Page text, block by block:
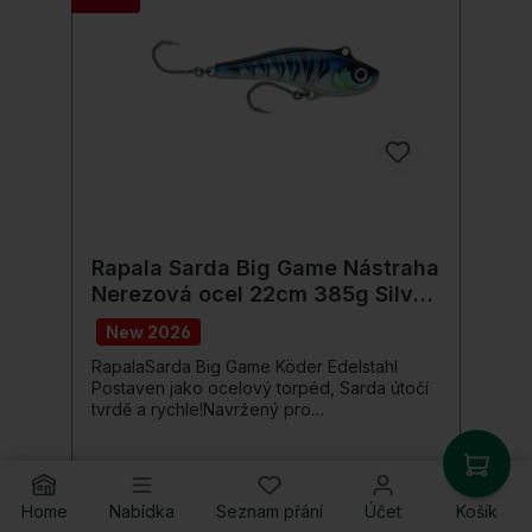
Sumec, Huchen, Moře (např. Treska,
Táhlový rybolov
Rapala Sarda Big Game Nástraha
Nerezová ocel 22cm 385g Silver
Blue Mackerel
New 2026
RapalaSarda Big Game Köder Edelstahl
Postaven jako ocelový torpéd, Sarda útočí
tvrdě a rychle!Navržený pro
jednodílný, laserem řezaný rámeček z
nerezové oceli a vnitřní žeberní strukturu
pro nekompromisní odolnost. Díky své
70,57 €*
Home Nabídka Seznam přání Účet Košík